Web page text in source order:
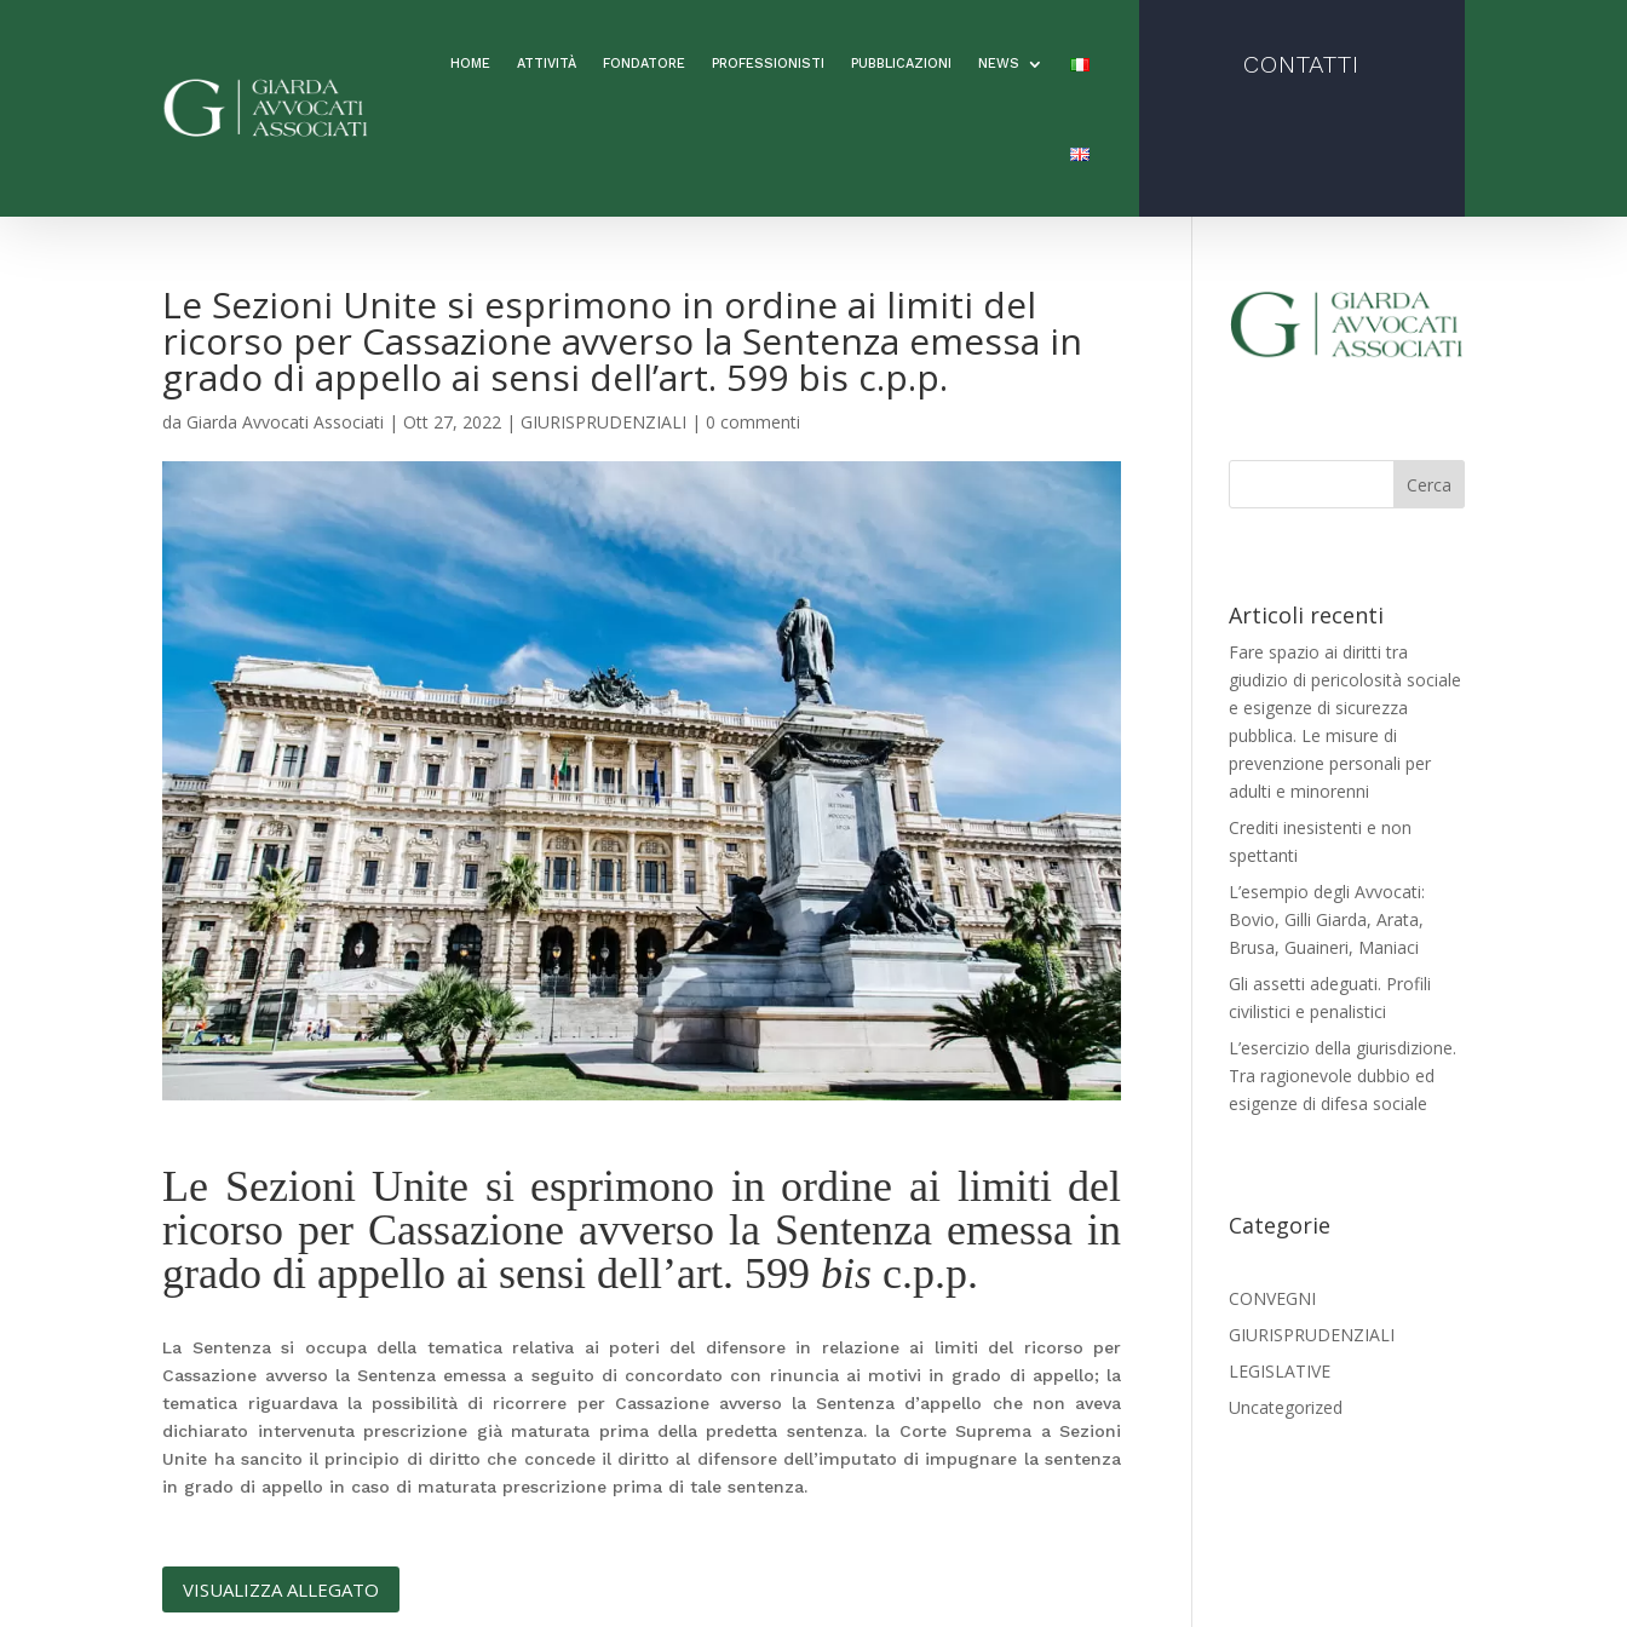
HOME ATTIVITÀ FONDATORE PROFESSIONISTI PUBBLICAZIONI NEWS CONTATTI
Le Sezioni Unite si esprimono in ordine ai limiti del
ricorso per Cassazione avverso la Sentenza emessa in
grado di appello ai sensi dell’art. 599 bis c.p.p.
da Giarda Avvocati Associati | Ott 27, 2022 | GIURISPRUDENZIALI | 0 commenti
Le Sezioni Unite si esprimono in ordine ai limiti del
ricorso per Cassazione avverso la Sentenza emessa in
grado di appello ai sensi dell’art. 599 bis c.p.p.
La Sentenza si occupa della tematica relativa ai poteri del difensore in relazione ai limiti del ricorso per
Cassazione avverso la Sentenza emessa a seguito di concordato con rinuncia ai motivi in grado di appello; la
tematica riguardava la possibilità di ricorrere per Cassazione avverso la Sentenza d’appello che non aveva
dichiarato intervenuta prescrizione già maturata prima della predetta sentenza. la Corte Suprema a Sezioni
Unite ha sancito il principio di diritto che concede il diritto al difensore dell’imputato di impugnare la sentenza
in grado di appello in caso di maturata prescrizione prima di tale sentenza.
VISUALIZZA ALLEGATO
Articoli recenti
Fare spazio ai diritti tra
giudizio di pericolosità sociale
e esigenze di sicurezza
pubblica. Le misure di
prevenzione personali per
adulti e minorenni
Crediti inesistenti e non
spettanti
L’esempio degli Avvocati:
Bovio, Gilli Giarda, Arata,
Brusa, Guaineri, Maniaci
Gli assetti adeguati. Profili
civilistici e penalistici
L’esercizio della giurisdizione.
Tra ragionevole dubbio ed
esigenze di difesa sociale
Categorie
CONVEGNI
GIURISPRUDENZIALI
LEGISLATIVE
Uncategorized